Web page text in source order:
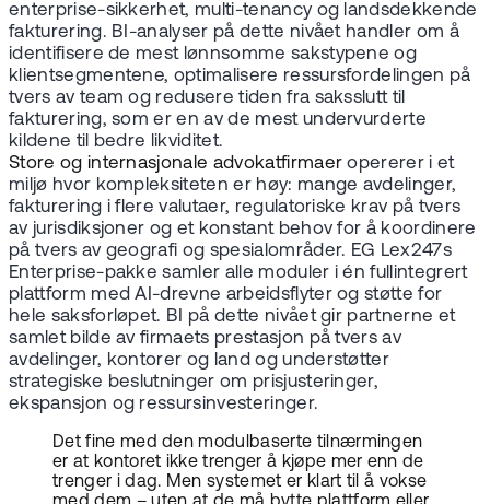
enterprise-sikkerhet, multi-tenancy og landsdekkende
fakturering. BI-analyser på dette nivået handler om å
identifisere de mest lønnsomme sakstypene og
klientsegmentene, optimalisere ressursfordelingen på
tvers av team og redusere tiden fra saksslutt til
fakturering, som er en av de mest undervurderte
kildene til bedre likviditet.
Store og internasjonale advokatfirmaeropererer i et
miljø hvor kompleksiteten er høy: mange avdelinger,
fakturering i flere valutaer, regulatoriske krav på tvers
av jurisdiksjoner og et konstant behov for å koordinere
på tvers av geografi og spesialområder. EG Lex247s
Enterprise-pakke samler alle moduler i én fullintegrert
plattform med AI-drevne arbeidsflyter og støtte for
hele saksforløpet. BI på dette nivået gir partnerne et
samlet bilde av firmaets prestasjon på tvers av
avdelinger, kontorer og land og understøtter
strategiske beslutninger om prisjusteringer,
ekspansjon og ressursinvesteringer.
Det fine med den modulbaserte tilnærmingen
er at kontoret ikke trenger å kjøpe mer enn de
trenger i dag. Men systemet er klart til å vokse